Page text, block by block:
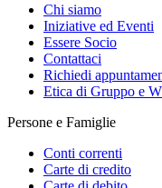
Chi siamo
Iniziative ed Eventi
Essere Socio
Contattaci
Richiedi
Etica di Gruppo e
Persone e Famiglie
Conti correnti
Carte di credito